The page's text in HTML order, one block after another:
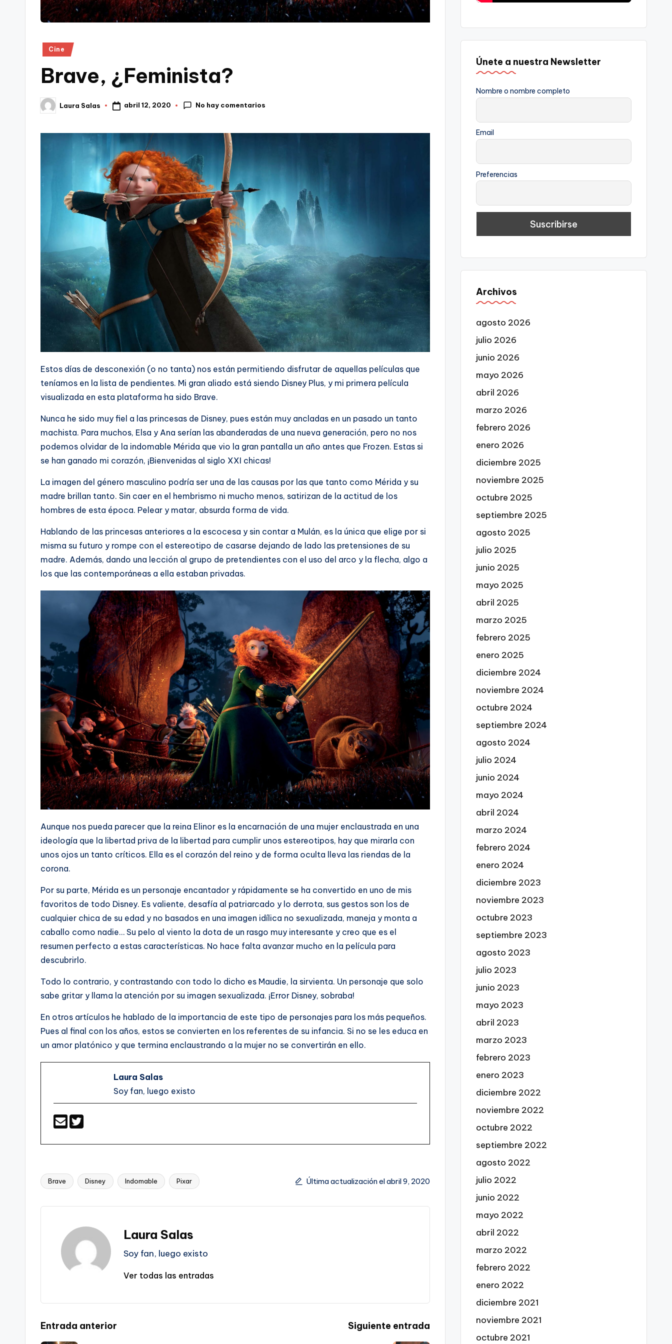
Publicado
Cine
Brave, ¿Feminista?
Publicado
por
Laura Salas abril 12, 2020 No hay comentarios
Estos días de desconexión (o no tanta) nos están permitiendo disfrutar de aquellas películas que
teníamos en la lista de pendientes. Mi gran aliado está siendo Disney Plus, y mi primera película
visualizada en esta plataforma ha sido Brave.
Nunca he sido muy fiel a las princesas de Disney, pues están muy ancladas en un pasado un tanto
machista. Para muchos, Elsa y Ana serían las abanderadas de una nueva generación, pero no nos
podemos olvidar de la indomable Mérida que vio la gran pantalla un año antes que Frozen. Estas si
se han ganado mi corazón, ¡Bienvenidas al siglo XXI chicas!
La imagen del género masculino podría ser una de las causas por las que tanto como Mérida y su
madre brillan tanto. Sin caer en el hembrismo ni mucho menos, satirizan de la actitud de los
hombres de esta época. Pelear y matar, absurda forma de vida.
Hablando de las princesas anteriores a la escocesa y sin contar a Mulán, es la única que elige por si
misma su futuro y rompe con el estereotipo de casarse dejando de lado las pretensiones de su
madre. Además, dando una lección al grupo de pretendientes con el uso del arco y la flecha, algo a
los que las contemporáneas a ella estaban privadas.
Aunque nos pueda parecer que la reina Elinor es la encarnación de una mujer enclaustrada en una
ideología que la libertad priva de la libertad para cumplir unos estereotipos, hay que mirarla con
unos ojos un tanto críticos. Ella es el corazón del reino y de forma oculta lleva las riendas de la
corona.
Por su parte, Mérida es un personaje encantador y rápidamente se ha convertido en uno de mis
favoritos de todo Disney. Es valiente, desafía al patriarcado y lo derrota, sus gestos son los de
cualquier chica de su edad y no basados en una imagen idílica no sexualizada, maneja y monta a
caballo como nadie… Su pelo al viento la dota de un rasgo muy interesante y creo que es el
resumen perfecto a estas características. No hace falta avanzar mucho en la película para
descubrirlo.
Todo lo contrario, y contrastando con todo lo dicho es Maudie, la sirvienta. Un personaje que solo
sabe gritar y llama la atención por su imagen sexualizada. ¡Error Disney, sobraba!
En otros artículos he hablado de la importancia de este tipo de personajes para los más pequeños.
Pues al final con los años, estos se convierten en los referentes de su infancia. Si no se les educa en
un amor platónico y que termina enclaustrando a la mujer no se convertirán en ello.
Laura Salas
Soy fan, luego existo
Etiquetas:
Brave Disney Indomable Pixar Última actualización el abril 9, 2020
Laura Salas
Soy fan, luego existo
Ver todas las entradas
Navegación
Entrada anterior Siguiente entrada
Únete a nuestra Newsletter
Nombre o nombre completo
Email
Preferencias
Archivos
agosto 2026
julio 2026
junio 2026
mayo 2026
abril 2026
marzo 2026
febrero 2026
enero 2026
diciembre 2025
noviembre 2025
octubre 2025
septiembre 2025
agosto 2025
julio 2025
junio 2025
mayo 2025
abril 2025
marzo 2025
febrero 2025
enero 2025
diciembre 2024
noviembre 2024
octubre 2024
septiembre 2024
agosto 2024
julio 2024
junio 2024
mayo 2024
abril 2024
marzo 2024
febrero 2024
enero 2024
diciembre 2023
noviembre 2023
octubre 2023
septiembre 2023
agosto 2023
julio 2023
junio 2023
mayo 2023
abril 2023
marzo 2023
febrero 2023
enero 2023
diciembre 2022
noviembre 2022
octubre 2022
septiembre 2022
agosto 2022
julio 2022
junio 2022
mayo 2022
abril 2022
marzo 2022
febrero 2022
enero 2022
diciembre 2021
noviembre 2021
octubre 2021